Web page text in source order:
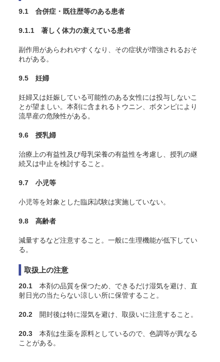
9.1 合併症・既往歴等のある患者
9.1.1 著しく体力の衰えている患者
副作用があらわれやすくなり、その症状が増強されるおそ
れがある。
9.5 妊婦
妊婦又は妊娠している可能性のある女性には投与しないこ
とが望ましい。本剤に含まれるトウニン、ボタンピにより
流早産の危険性がある。
9.6 授乳婦
治療上の有益性及び母乳栄養の有益性を考慮し、授乳の継
続又は中止を検討すること。
9.7 小児等
小児等を対象とした臨床試験は実施していない。
9.8 高齢者
減量するなど注意すること。一般に生理機能が低下してい
る。
取扱上の注意
20.1 本剤の品質を保つため、できるだけ湿気を避け、直
射日光の当たらない涼しい所に保管すること。
20.2 開封後は特に湿気を避け、取扱いに注意すること。
20.3 本剤は生薬を原料としているので、色調等が異なる
ことがある。